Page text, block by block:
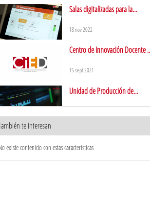
Salas digitalizadas para la
18 nov 2022
Centro de Innovación Docente y
15 sept 2021
Unidad de Producción de
Director Académico
12 jul 2018
te interesan
existe contenido con estas características